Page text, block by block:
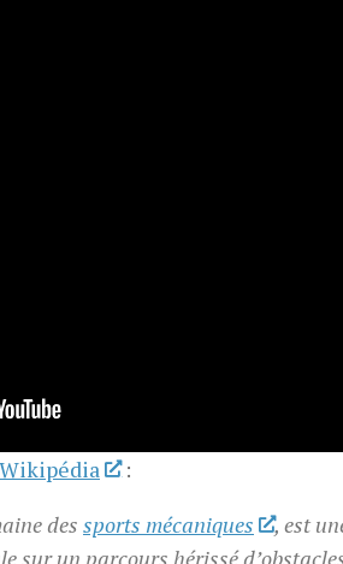
Wikipédia
:
des sports mécaniques
, est
sur un parcours hérissé